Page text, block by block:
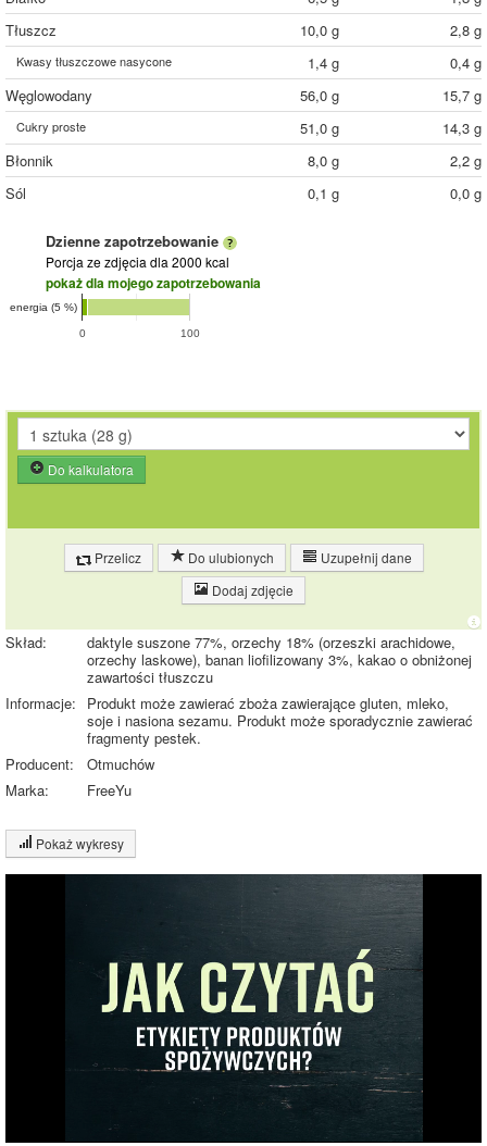
Tłuszcz
10,0 g 2,8 g
Kwasy tłuszczowe nasycone 1,4 g
0,4 g
Węglowodany
56,0 g 15,7 g
Cukry proste 51,0 g
14,3 g
Błonnik
8,0 g
2,2 g
Sól
0,1 g 0,0 g
Dzienne zapotrzebowanie
Porcja ze zdjęcia dla 2000 kcal
pokaż dla mojego zapotrzebowania
0 100
energia (5 %)
Do kalkulatora
Przelicz Do ulubionych
Uzupełnij dane
Dodaj zdjęcie
Skład:
daktyle suszone 77%, orzechy 18% (orzeszki arachidowe,
orzechy laskowe), banan liofilizowany 3%, kakao o obniżonej
zawartości tłuszczu
Informacje:
Produkt może zawierać zboża zawierające gluten, mleko,
soje i nasiona sezamu. Produkt może sporadycznie zawierać
fragmenty pestek.
Producent:
Otmuchów
Marka:
FreeYu
Pokaż wykresy
Wykres składu produktu
Pozostałe (27%)
56%